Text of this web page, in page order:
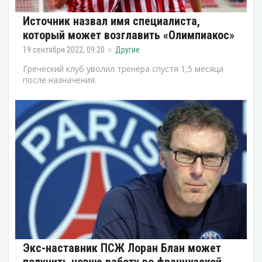
Источник назвал имя специалиста,
который может возглавить «Олимпиакос»
19 сентября 2022, 09:20 Другие
Греческий клуб уволил тренера спустя 1,5 месяца
после назначения.
Экс-наставник ПСЖ Лоран Блан может